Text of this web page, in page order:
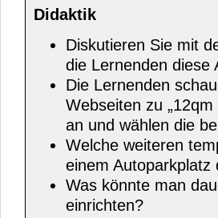
Didaktik
Diskutieren Sie mit
die Lernenden diese
Die Lernenden
Webseiten zu
an und wählen die
Welche weiteren
einem Autoparkplatz
Was könnte man
einrichten?